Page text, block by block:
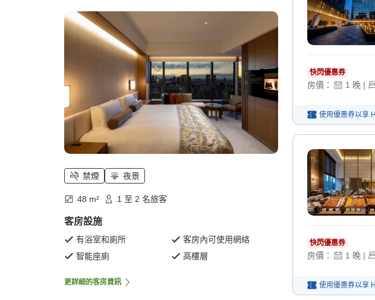
禁煙 夜景
48 m² 1 至 2 名旅客
客房設施
有浴室和廁所
客房內可使用網絡
智能座廁
高樓層
更詳細的客房資訊
快閃優惠券
房價： 1 晚 |
使用優惠券以享
快閃優惠券
房價： 1 晚 |
使用優惠券以享